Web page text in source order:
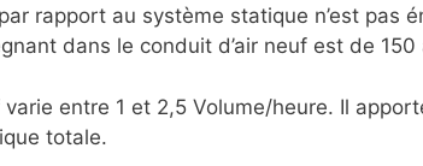
rapport au système statique n’est pas
dans le conduit d’air neuf est de 150
varie entre 1 et 2,5 Volume/heure. Il
totale.